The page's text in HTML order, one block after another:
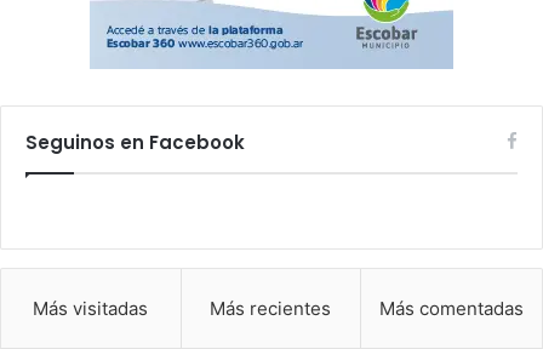
Seguinos en Facebook
Más visitadas Más recientes Más comentadas